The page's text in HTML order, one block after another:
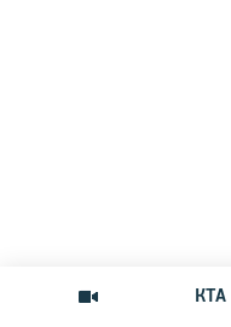
КТА